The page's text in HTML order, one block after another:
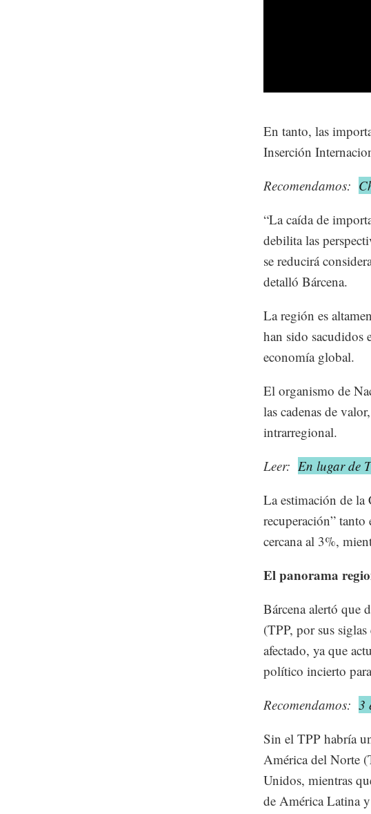
En tanto, las
Inserción
Recomendamos:
“La caída de
debilita las
se reducirá
detalló Bárcena.
La región es
han sido sacudidos
economía global.
El organismo de
las cadenas de
intrarregional.
Leer: En lugar de
La estimación de
recuperación”
cercana al 3%,
El panorama
Bárcena alertó que
(TPP, por sus
afectado, ya que
político incierto
Recomendamos: 3
Sin el TPP habría
América del Norte
Unidos, mientras
de América Latina